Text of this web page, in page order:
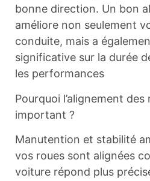
bonne direction. Un bon
améliore non seulement
conduite, mais a
significative sur la durée
les performances
Pourquoi l’alignement des
important ?
Manutention et stabilité
vos roues sont alignées
voiture répond plus